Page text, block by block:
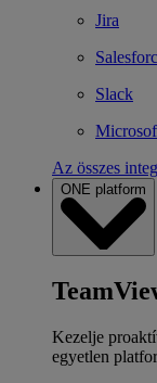
Jira
Slack
Az összes
ONE platform
Kezelje
egyetlen